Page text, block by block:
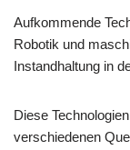
Aufkommende
Robotik und
Instandhaltung in
Diese
verschiedenen